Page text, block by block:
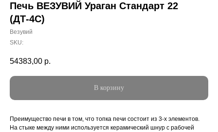
Печь ВЕЗУВИЙ Ураган Стандарт 22
(ДТ-4С)
Везувий
SKU:
54383,00 р.
В корзину
Преимущество печи в том, что топка печи состоит из 3-х элементов.
На стыке между ними используется керамический шнур с рабочей